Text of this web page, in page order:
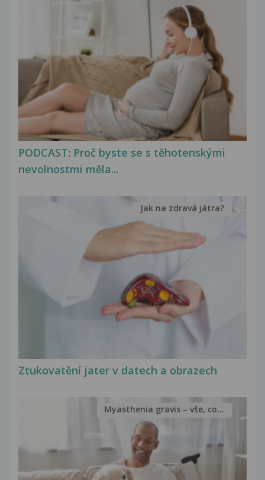
PODCAST: Proč byste se s těhotenskými
nevolnostmi měla...
Ztukovatění jater v datech a obrazech
Jak na zdravá játra?
Myasthenia gravis – vše, co...